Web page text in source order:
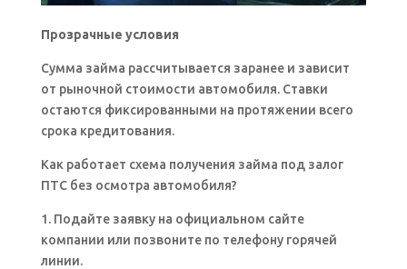
Прозрачные условия
Сумма займа рассчитывается заранее и зависит
от рыночной стоимости автомобиля. Ставки
остаются фиксированными на протяжении всего
срока кредитования.
Как работает схема получения займа под залог
ПТС без осмотра автомобиля?
1. Подайте заявку на официальном сайте
компании или позвоните по телефону горячей
линии.